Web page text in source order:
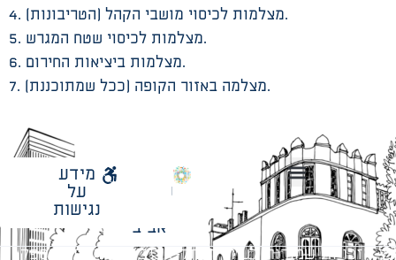
4. מצלמות לכיסוי מושבי הקהל (הטריבונות).
5. מצלמות לכיסוי שטח המגרש.
6. מצלמות ביציאות החירום.
7. מצלמה באזור הקופה (ככל שמתוכננת).
עיריית
אביב
מידע
על
נגישות
כל הזכויות שמורות לעיריית תל-אביב-יפו. האתר מספק